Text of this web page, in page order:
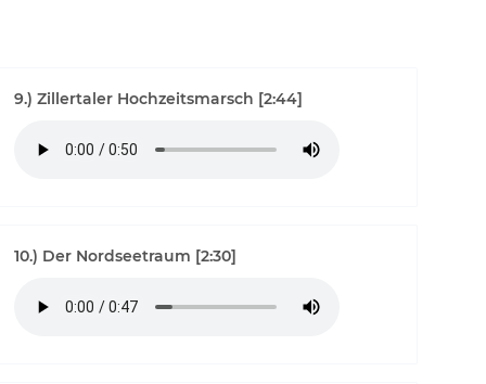
9.) Zillertaler Hochzeitsmarsch [2:44]
10.) Der Nordseetraum [2:30]